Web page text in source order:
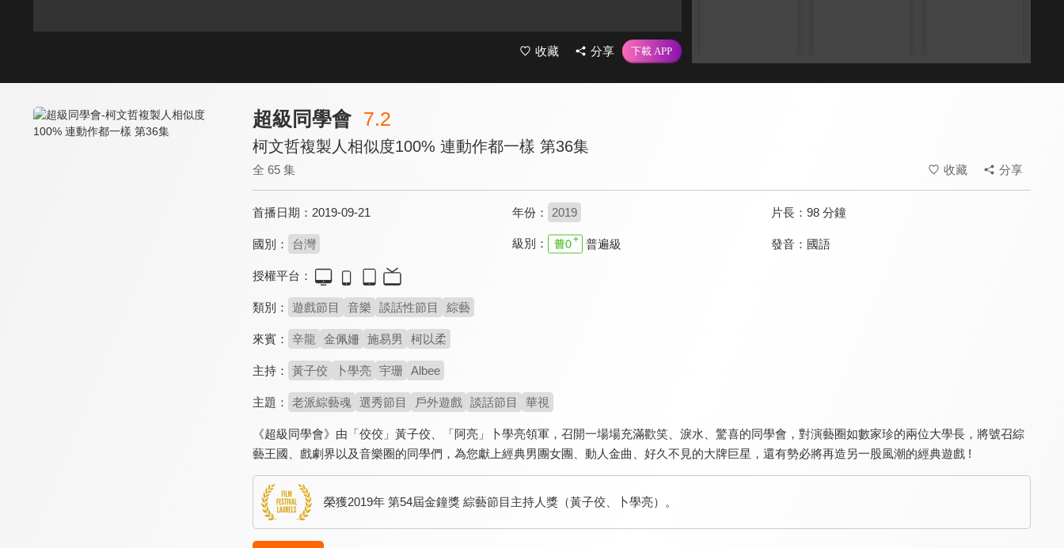
收藏 分享
超級同學會 7.2
柯文哲複製人相似度100% 連動作都一樣 第36集
全 65 集 收藏 分享
首播日期： 2019-09-21 年份： 2019 片長：98 分鐘
國別： 台灣 級別： 普遍級 發音： 國語
授權平台：
類別： 遊戲節目 音樂 談話性節目 綜藝
來賓： 辛龍 金佩姍 施易男 柯以柔
主持： 黃子佼 卜學亮 宇珊 Albee
主題： 老派綜藝魂 選秀節目 戶外遊戲 談話節目 華視
《超級同學會》由「佼佼」黃子佼、「阿亮」卜學亮領軍，召開一場場充滿歡笑、淚水、驚喜的同學會，對演藝圈如數家珍的兩位大學長，將號召綜
藝王國、戲劇界以及音樂圈的同學們，為您獻上經典男團女團、動人金曲、好久不見的大牌巨星，還有勢必將再造另一股風潮的經典遊戲 !
榮獲2019年 第54屆金鐘獎 綜藝節目主持人獎（黃子佼、卜學亮）。